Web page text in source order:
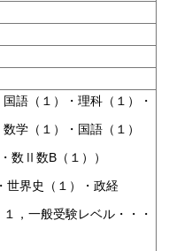
語（１）・理科（１）・
学（１）・国語（１）
Ⅱ数B（１））
界史（１）・政経
，一般受験レベル・・・